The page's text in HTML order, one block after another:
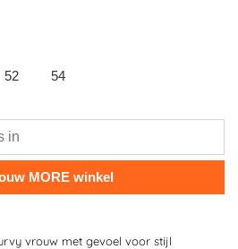
52 54
vrouw met gevoel voor stijl